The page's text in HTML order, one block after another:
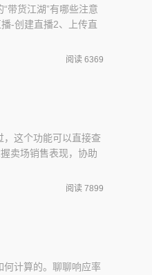
带货江湖”有哪些注意
-创建直播2、上传直
视觉60-70%• 以阅读 6369
这个功能可以直接查
卖场销售表现，协助
仪表版页面内，可以
阅读 7899
何计算的。聊聊响应率